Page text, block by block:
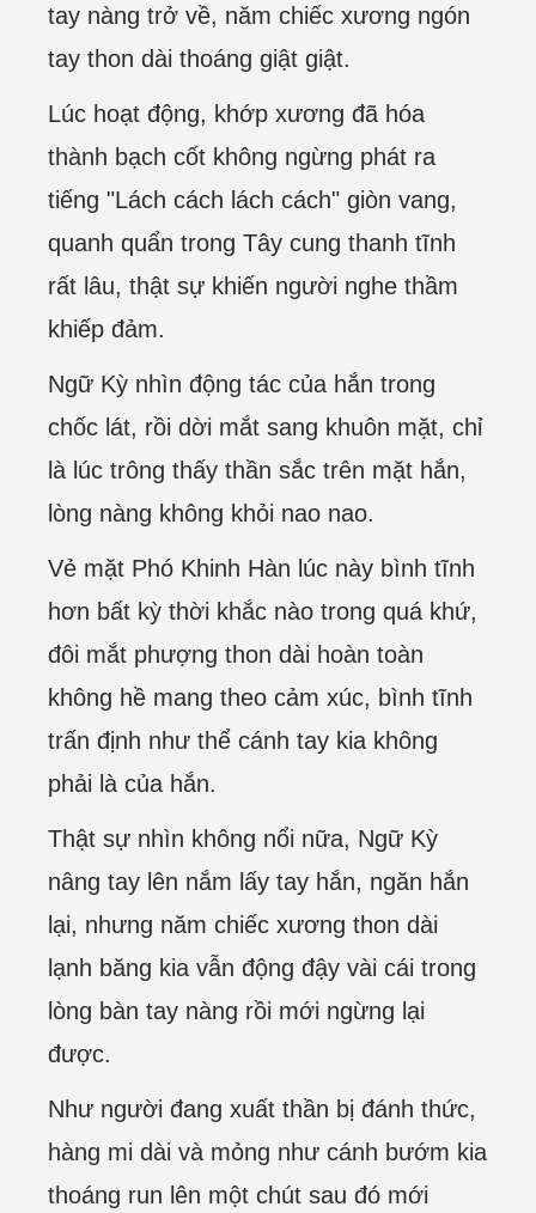
tay nàng trở về, năm chiếc xương ngón
tay thon dài thoáng giật giật.
Lúc hoạt động, khớp xương đã hóa
thành bạch cốt không ngừng phát ra
tiếng "Lách cách lách cách" giòn vang,
quanh quẩn trong Tây cung thanh tĩnh
rất lâu, thật sự khiến người nghe thầm
khiếp đảm.
Ngữ Kỳ nhìn động tác của hắn trong
chốc lát, rồi dời mắt sang khuôn mặt, chỉ
là lúc trông thấy thần sắc trên mặt hắn,
lòng nàng không khỏi nao nao.
Vẻ mặt Phó Khinh Hàn lúc này bình tĩnh
hơn bất kỳ thời khắc nào trong quá khứ,
đôi mắt phượng thon dài hoàn toàn
không hề mang theo cảm xúc, bình tĩnh
trấn định như thể cánh tay kia không
phải là của hắn.
Thật sự nhìn không nổi nữa, Ngữ Kỳ
nâng tay lên nắm lấy tay hắn, ngăn hắn
lại, nhưng năm chiếc xương thon dài
lạnh băng kia vẫn động đậy vài cái trong
lòng bàn tay nàng rồi mới ngừng lại
được.
Như người đang xuất thần bị đánh thức,
hàng mi dài và mỏng như cánh bướm kia
thoáng run lên một chút sau đó mới